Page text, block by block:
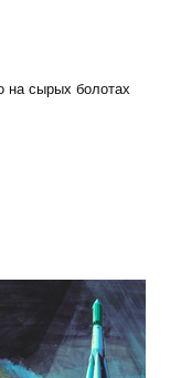
на сырых болотах